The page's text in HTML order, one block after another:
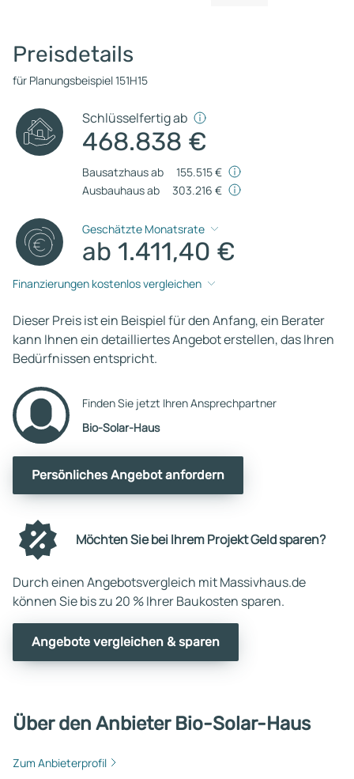
Preisdetails
für Planungsbeispiel 151H15
Schlüsselfertig ab
468.838 €
Bausatzhaus ab
155.515 €
Ausbauhaus ab
303.216 €
Geschätzte Monatsrate
ab 1.411,40 €
Finanzierungen kostenlos vergleichen
Dieser Preis ist ein Beispiel für den Anfang, ein Berater
kann Ihnen ein detailliertes Angebot erstellen, das Ihren
Bedürfnissen entspricht.
Finden Sie jetzt Ihren Ansprechpartner
Bio-Solar-Haus
Persönliches Angebot anfordern
Möchten Sie bei Ihrem Projekt Geld sparen?
Durch einen Angebotsvergleich mit Massivhaus.de
können Sie bis zu 20 % Ihrer Baukosten sparen.
Angebote vergleichen & sparen
Über den Anbieter Bio-Solar-Haus
Zum Anbieterprofil